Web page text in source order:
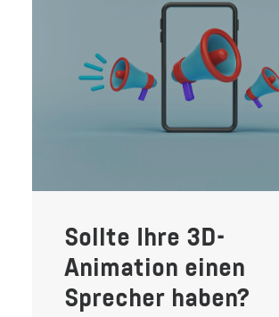
Sollte Ihre 3D-
Animation einen
Sprecher haben?